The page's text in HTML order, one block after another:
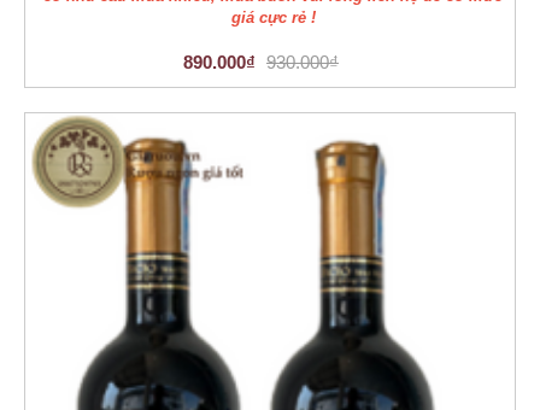
giá cực rẻ !
890.000₫ 930.000₫